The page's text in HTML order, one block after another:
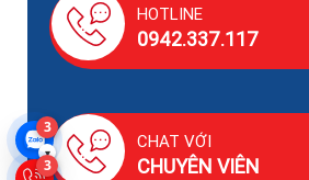
HOTLINE
0942.337.117
CHAT VỚI
CHUYÊN VIÊN
3
▾
3